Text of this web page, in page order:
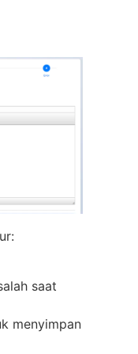
saat
menyimpan